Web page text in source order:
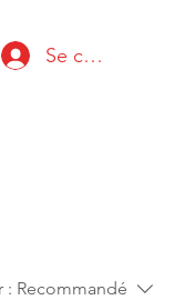
Se connecter
: Recommandé